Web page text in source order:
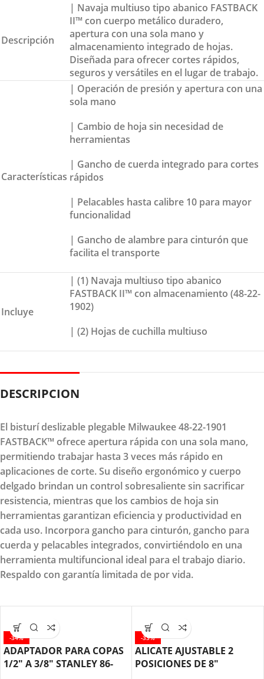
Descripción
| Navaja multiuso tipo abanico FASTBACK
II™ con cuerpo metálico duradero,
apertura con una sola mano y
almacenamiento integrado de hojas.
Diseñada para ofrecer cortes rápidos,
seguros y versátiles en el lugar de trabajo.
Características
| Operación de presión y apertura con una
sola mano
| Cambio de hoja sin necesidad de
herramientas
| Gancho de cuerda integrado para cortes
rápidos
| Pelacables hasta calibre 10 para mayor
funcionalidad
| Gancho de alambre para cinturón que
facilita el transporte
Incluye
| (1) Navaja multiuso tipo abanico
FASTBACK II™ con almacenamiento (48-22-
1902)
| (2) Hojas de cuchilla multiuso
DESCRIPCION
El bisturí deslizable plegable Milwaukee 48-22-1901
FASTBACK™ ofrece apertura rápida con una sola mano,
permitiendo trabajar hasta 3 veces más rápido en
aplicaciones de corte. Su diseño ergonómico y cuerpo
delgado brindan un control sobresaliente sin sacrificar
resistencia, mientras que los cambios de hoja sin
herramientas garantizan eficiencia y productividad en
cada uso. Incorpora gancho para cinturón, gancho para
cuerda y pelacables integrados, convirtiéndolo en una
herramienta multifuncional ideal para el trabajo diario.
Respaldo con garantía limitada de por vida.
-34%
ADAPTADOR PARA COPAS
1/2″ A 3/8″ STANLEY 86-
-33%
ALICATE AJUSTABLE 2
POSICIONES DE 8″